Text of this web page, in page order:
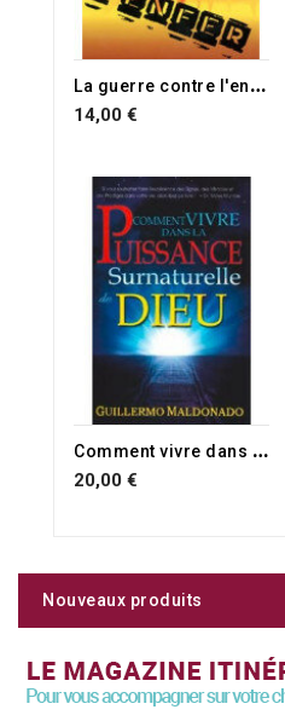
L
a guerre contre l'enfer
14,00 €
RUPTURE DE STOCK C
omment vivre dans la puissance surnaturelle de Dieu
20,00 €
Nouveaux produits